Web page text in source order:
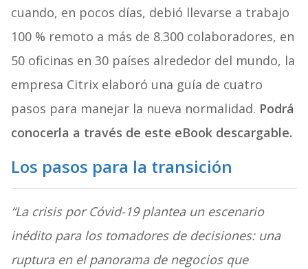
cuando, en pocos días, debió llevarse a trabajo
100 % remoto a más de 8.300 colaboradores, en
50 oficinas en 30 países alrededor del mundo, la
empresa Citrix elaboró una guía de cuatro
pasos para manejar la nueva normalidad. Podrá
conocerla a través de este eBook descargable.
Los pasos para la transición
“La crisis por Cóvid-19 plantea un escenario
inédito para los tomadores de decisiones: una
ruptura en el panorama de negocios que